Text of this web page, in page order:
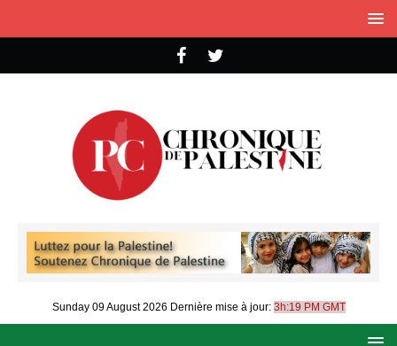
Sunday 09 August 2026 Dernière mise à jour: 3h:19 PM GMT